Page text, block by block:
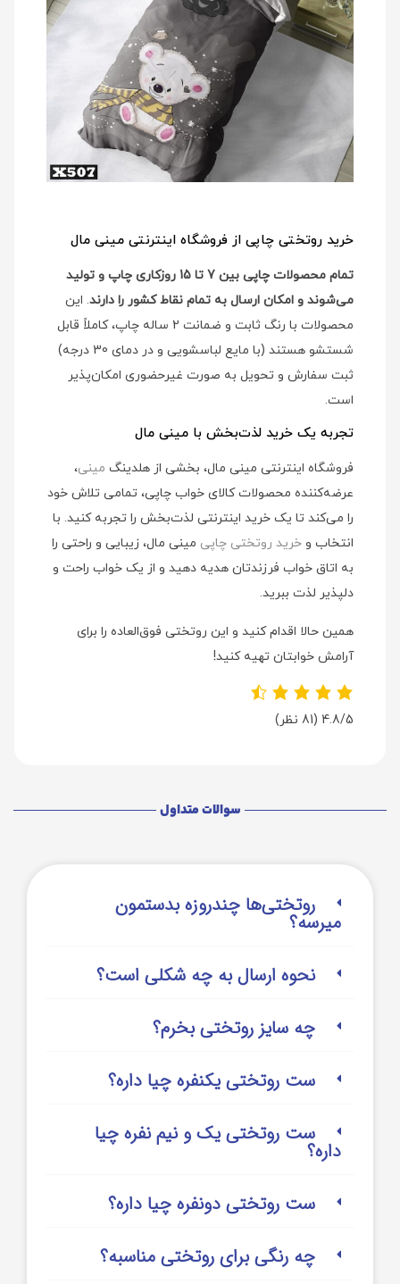
خرید روتختی چاپی از فروشگاه اینترنتی مینی مال
تمام محصولات چاپی بین 7 تا 15 روزکاری چاپ و تولید
می‌شوند و امکان ارسال به تمام نقاط کشور را دارند. این
محصولات با رنگ ثابت و ضمانت 2 ساله چاپ، کاملاً قابل
شستشو هستند (با مایع لباسشویی و در دمای 30 درجه)
ثبت سفارش و تحویل به صورت غیرحضوری امکان‌پذیر
است.
تجربه یک خرید لذت‌بخش با مینی مال
فروشگاه اینترنتی مینی مال، بخشی از هلدینگ مینی،
عرضه‌کننده محصولات کالای خواب چاپی، تمامی تلاش خود
را می‌کند تا یک خرید اینترنتی لذت‌بخش را تجربه کنید. با
انتخاب و خرید روتختی چاپی مینی مال، زیبایی و راحتی را
به اتاق خواب فرزندتان هدیه دهید و از یک خواب راحت و
دلپذیر لذت ببرید.
همین حالا اقدام کنید و این روتختی فوق‌العاده را برای
آرامش خوابتان تهیه کنید!
4.8/5 (81 نظر)
سوالات متداول
روتختی‌‌ها چندروزه بدستمون
میرسه؟
نحوه ارسال به چه شکلی است؟
چه سایز روتختی بخرم؟
ست روتختی یکنفره چیا داره؟
ست روتختی یک و نیم نفره چیا
داره؟
ست روتختی دونفره چیا داره؟
چه رنگی برای روتختی مناسبه؟